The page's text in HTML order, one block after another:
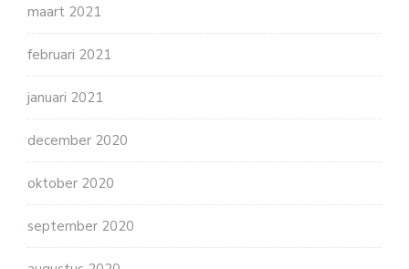
maart 2021
februari 2021
januari 2021
december 2020
oktober 2020
september 2020